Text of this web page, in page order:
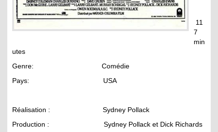
11
7
min
utes
Genre: Comédie
Pays: USA
Réalisation : Sydney Pollack
Production : Sydney Pollack et Dick Richards